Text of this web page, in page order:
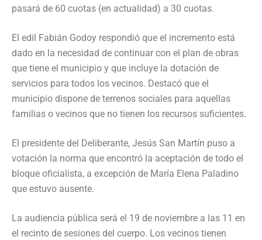
pasará de 60 cuotas (en actualidad) a 30 cuotas.
El edil Fabián Godoy respondió que el incremento está
dado en la necesidad de continuar con el plan de obras
que tiene el municipio y que incluye la dotación de
servicios para todos los vecinos. Destacó que el
municipio dispone de terrenos sociales para aquellas
familias o vecinos que no tienen los recursos suficientes.
El presidente del Deliberante, Jesús San Martín puso a
votación la norma que encontró la aceptación de todo el
bloque oficialista, a excepción de María Elena Paladino
que estuvo ausente.
La audiencia pública será el 19 de noviembre a las 11 en
el recinto de sesiones del cuerpo. Los vecinos tienen